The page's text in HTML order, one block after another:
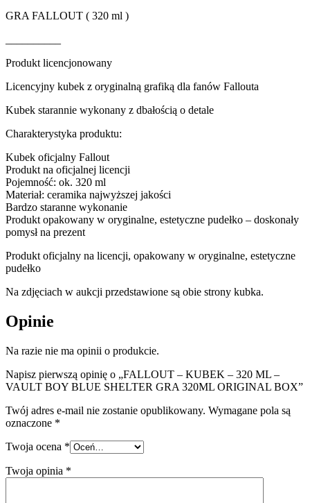
GRA FALLOUT ( 320 ml )
Produkt licencjonowany
Licencyjny kubek z oryginalną grafiką dla fanów Fallouta
Kubek starannie wykonany z dbałością o detale
Charakterystyka produktu:
Kubek oficjalny Fallout
Produkt na oficjalnej licencji
Pojemność: ok. 320 ml
Materiał: ceramika najwyższej jakości
Bardzo staranne wykonanie
Produkt opakowany w oryginalne, estetyczne pudełko – doskonały
pomysł na prezent
Produkt oficjalny na licencji, opakowany w oryginalne, estetyczne
pudełko
Na zdjęciach w aukcji przedstawione są obie strony kubka.
Opinie
Na razie nie ma opinii o produkcie.
Napisz pierwszą opinię o „FALLOUT – KUBEK – 320 ML –
VAULT BOY BLUE SHELTER GRA 320ML ORIGINAL BOX”
Twój adres e-mail nie zostanie opublikowany. Wymagane pola są
oznaczone *
Twoja ocena *
Twoja opinia *